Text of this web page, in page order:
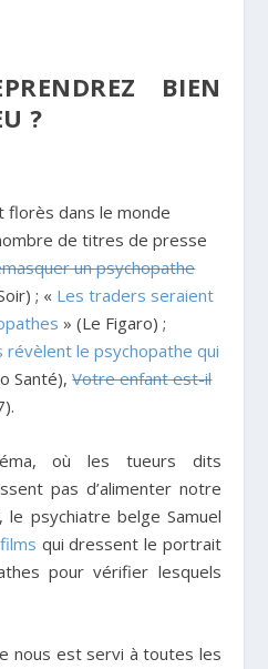
BIEN
?
florès dans le monde
de titres de presse
un psychopathe
; « Les traders seraient
» (Le Figaro) ;
le psychopathe qui
Santé),Votre enfant est-il
où les tueurs dits
pas d’alimenter notre
le psychiatre belge Samuel
qui dressent le portrait
pour vérifier lesquels
nous est servi à toutes les